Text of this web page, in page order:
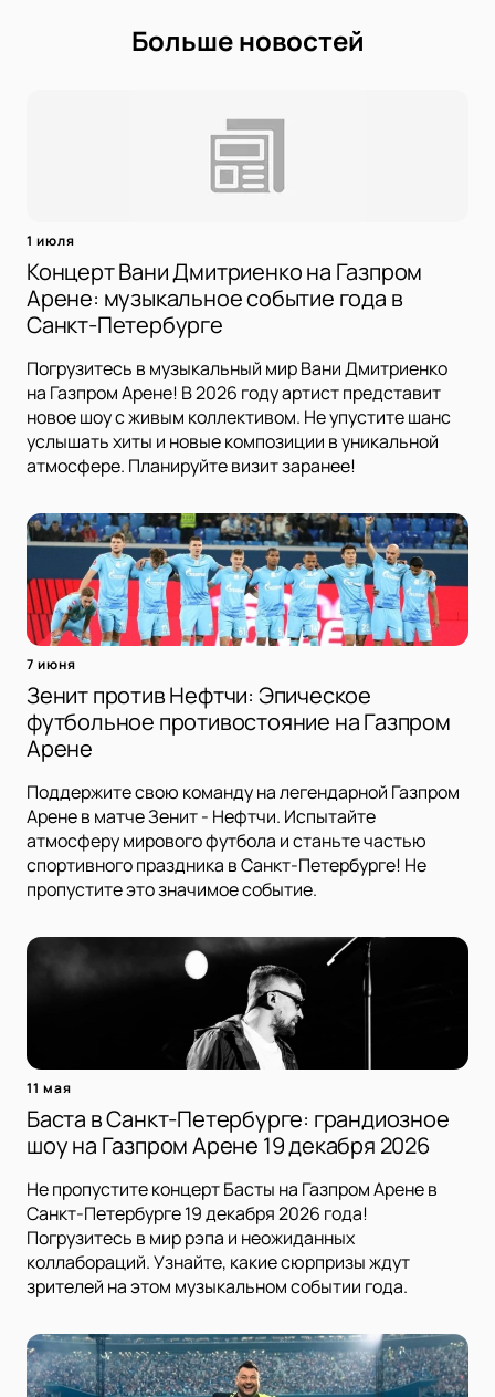
Больше новостей
1 июля
Концерт Вани Дмитриенко на Газпром
Арене: музыкальное событие года в
Санкт-Петербурге
Погрузитесь в музыкальный мир Вани Дмитриенко
на Газпром Арене! В 2026 году артист представит
новое шоу с живым коллективом. Не упустите шанс
услышать хиты и новые композиции в уникальной
атмосфере. Планируйте визит заранее!
7 июня
Зенит против Нефтчи: Эпическое
футбольное противостояние на Газпром
Арене
Поддержите свою команду на легендарной Газпром
Арене в матче Зенит - Нефтчи. Испытайте
атмосферу мирового футбола и станьте частью
спортивного праздника в Санкт-Петербурге! Не
пропустите это значимое событие.
11 мая
Баста в Санкт-Петербурге: грандиозное
шоу на Газпром Арене 19 декабря 2026
Не пропустите концерт Басты на Газпром Арене в
Санкт-Петербурге 19 декабря 2026 года!
Погрузитесь в мир рэпа и неожиданных
коллабораций. Узнайте, какие сюрпризы ждут
зрителей на этом музыкальном событии года.